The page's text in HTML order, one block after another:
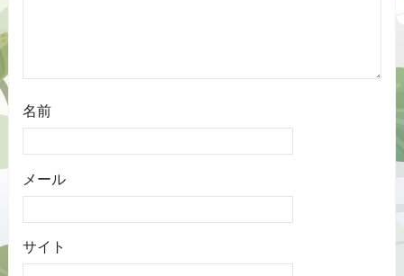
名前
メール
サイト